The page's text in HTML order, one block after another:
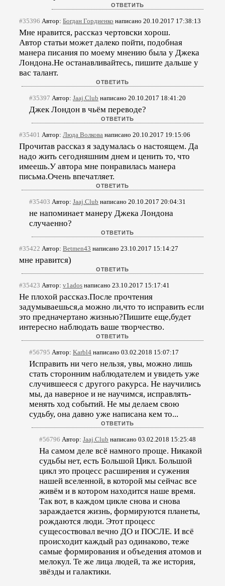
#35396 Автор: Богдан Гордиенко написано 20.10.2017 17:38:13
Мне нравится, рассказ чертовски хорош.
Автор статьи может далеко пойти, подобная
манера писания по моему мнению была у Джека
Лондона.Не останавливайтесь, пишите дальше у
вас талант.
#35397 Автор: Jaaj.Club написано 20.10.2017 18:41:20
Джек Лондон в чьём переводе?
#35401 Автор: Люда Волкова написано 20.10.2017 19:15:06
Прочитав рассказ я задумалась о настоящем. Да
надо жить сегодняшним днем и ценить то, что
имеешь.У автора мне понравилась манера
письма.Очень впечатляет.
#35403 Автор: Jaaj.Club написано 20.10.2017 20:04:31
не напоминает манеру Джека Лондона
случаенно?
#35422 Автор: Betmen43 написано 23.10.2017 15:14:27
мне нравится)
#35423 Автор: v1ados написано 23.10.2017 15:17:41
Не плохой рассказ.После прочтения
задумываешься,а можно ли,что то исправить если
это предначертано жизнью?Пишите еще,будет
интересно наблюдать ваше творчество.
#56795 Автор: Karbl4 написано 03.02.2018 15:07:17
Исправить ни чего нельзя, увы, можно лишь
стать сторонним наблюдателем и увидеть уже
случившееся с другого ракурса. Не научились
мы, да наверное и не научимся, исправлять-
менять ход событий. Не мы делаем свою
судьбу, она давно уже написана кем то...
#56796 Автор: Jaaj.Club написано 03.02.2018 15:25:48
На самом деле всё намного проще. Никакой
судьбы нет, есть Большой Цикл. Большой
цикл это процесс расширения и сужения
нашей вселенной, в которой мы сейчас все
живём и в котором находится наше время.
Так вот, в каждом цикле снова и снова
зараждается жизнь, формируются планеты,
рождаются люди. Этот процесс
сущесоствовал вечно ДО и ПОСЛЕ. И всё
происходит каждый раз одинаково, теже
самые формирования и объедения атомов и
мелокул. Те же лица людей, та же история,
звёзды и галактики.